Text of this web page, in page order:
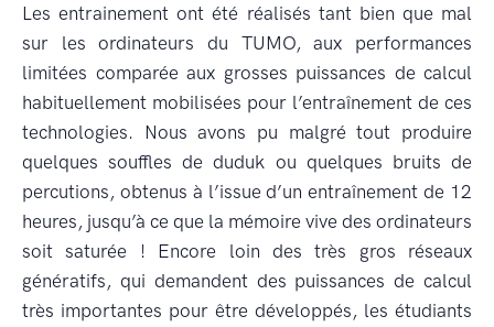
Les entrainement ont été réalisés tant bien que mal
sur les ordinateurs du TUMO, aux performances
limitées comparée aux grosses puissances de calcul
habituellement mobilisées pour l’entraînement de ces
technologies. Nous avons pu malgré tout produire
quelques souffles de duduk ou quelques bruits de
percutions, obtenus à l’issue d’un entraînement de 12
heures, jusqu’à ce que la mémoire vive des ordinateurs
soit saturée ! Encore loin des très gros réseaux
génératifs, qui demandent des puissances de calcul
très importantes pour être développés, les étudiants